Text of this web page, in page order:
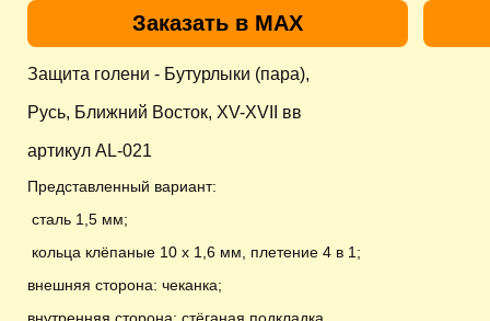
Заказать в MAX
Защита голени - Бутурлыки (пара),
Русь, Ближний Восток, XV-XVII вв
артикул AL-021
Представленный вариант:
сталь 1,5 мм;
кольца клёпаные 10 х 1,6 мм, плетение 4 в 1;
внешняя сторона: чеканка;
внутренняя сторона: стёганая подкладка.